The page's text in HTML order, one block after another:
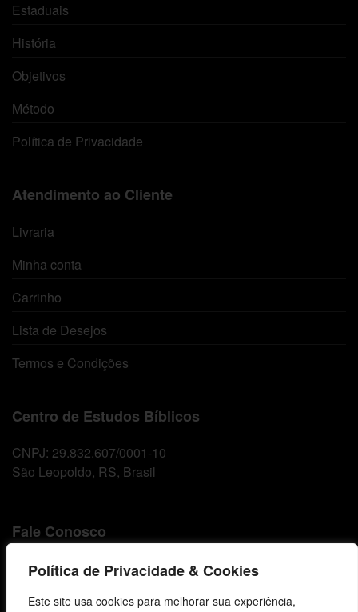
Política de Privacidade & Cookies
Este site usa cookies para melhorar sua experiência,
Estaduais
História
Objetivos
Método
Política de Privacidade
Atendimento ao Cliente
Livraria
Minha conta
Carrinho
Lista de Desejos
Termos e Condições
Centro de Estudos Bíblicos
CNPJ: 29.832.607/0001-10
São Leopoldo, RS, Brasil
Fale Conosco
E-mails
comunicacao@cebi.org.br